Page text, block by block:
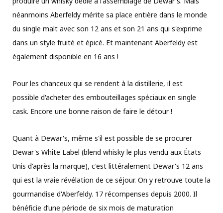
néanmoins Aberfeldy mérite sa place entière dans le monde
du single malt avec son 12 ans et son 21 ans qui s'exprime
dans un style fruité et épicé. Et maintenant Aberfeldy est
également disponible en 16 ans !
Pour les chanceux qui se rendent à la distillerie, il est
possible d'acheter des embouteillages spéciaux en single
cask. Encore une bonne raison de faire le détour !
Quant à Dewar's, même s'il est possible de se procurer
Dewar's White Label (blend whisky le plus vendu aux États
Unis d'après la marque), c'est littéralement Dewar's 12 ans
qui est la vraie révélation de ce séjour. On y retrouve toute la
gourmandise d'Aberfeldy. 17 récompenses depuis 2000. Il
bénéficie d’une période de six mois de maturation